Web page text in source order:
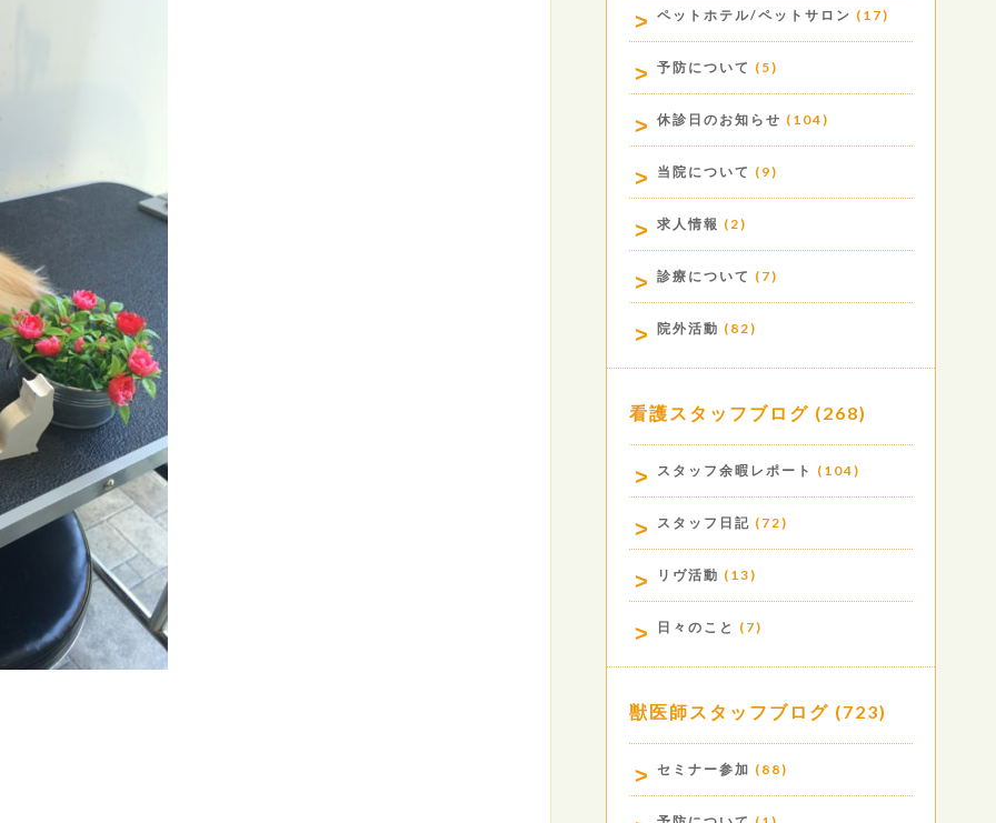
ペットホテル/ペットサロン (17)
予防について (5)
休診日のお知らせ (104)
当院について (9)
求人情報 (2)
診療について (7)
院外活動 (82)
看護スタッフブログ (268)
スタッフ余暇レポート (104)
スタッフ日記 (72)
リヴ活動 (13)
日々のこと (7)
獣医師スタッフブログ (723)
セミナー参加 (88)